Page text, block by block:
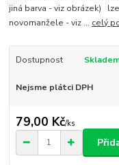
jiná barva - viz obrázek)
novomanžele - viz ... celý
Dostupnost
Nejsme plátci DPH
79,00 Kč/ks